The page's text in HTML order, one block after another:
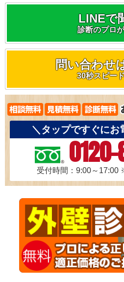
LINEで
診断のプロ
問い合わせ
30秒スピー
＼タップですぐにお
受付時間：9:00～17:00